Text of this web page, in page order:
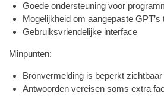
Goede ondersteuning voor
Mogelijkheid om aangepaste GPT’s
Gebruiksvriendelijke interface
Minpunten:
Bronvermelding is beperkt zichtbaar
Antwoorden vereisen soms extra